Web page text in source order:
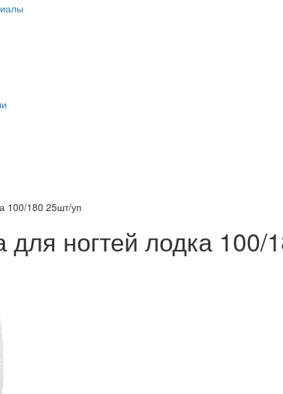
100/180 25шт/уп
для ногтей лодка 100/